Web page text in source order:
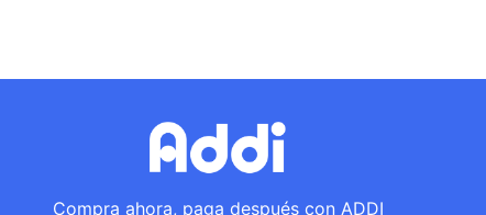
Compra ahora, paga después con ADDI